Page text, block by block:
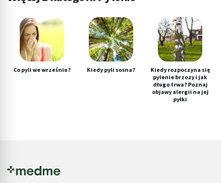
Co pyli we wrześniu? Kiedy pyli sosna?
Kiedy rozpoczyna się
pylenie brzozy i jak
długo trwa? Poznaj
objawy alergii na jej
pyłki